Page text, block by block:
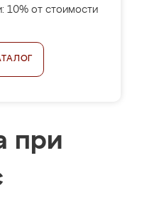
10% от стоимости
при